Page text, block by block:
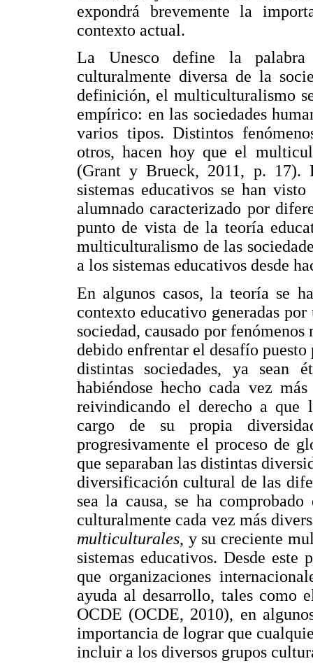
expondrá brevemente la
contexto actual.
La Unesco define la
culturalmente diversa de la
definición, el multiculturalismo
empírico: en las sociedades
varios tipos. Distintos
otros, hacen hoy que el
(Grant y Brueck, 2011, p. 17).
sistemas educativos se han
alumnado caracterizado por
punto de vista de la teoría
multiculturalismo de las
a los sistemas educativos desde
En algunos casos, la teoría se
contexto educativo generadas
sociedad, causado por
debido enfrentar el desafío puesto
distintas sociedades, ya
habiéndose hecho cada vez
reivindicando el derecho a que
cargo de su propia
progresivamente el proceso de
que separaban las distintas
diversificación cultural de las
sea la causa, se ha
culturalmente cada vez más
multiculturales, y su creciente
sistemas educativos. Desde
que organizaciones
ayuda al desarrollo, tales como
OCDE (OCDE, 2010), en
importancia de lograr que
incluir a los diversos grupos